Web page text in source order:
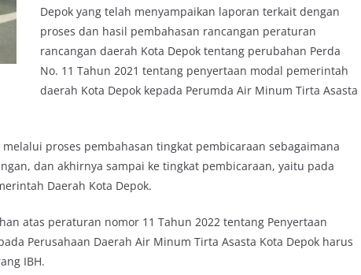
Depok yang telah menyampaikan laporan terkait dengan
proses dan hasil pembahasan rancangan peraturan
rancangan daerah Kota Depok tentang perubahan Perda
No. 11 Tahun 2021 tentang penyertaan modal pemerintah
daerah Kota Depok kepada Perumda Air Minum Tirta Asasta
proses pembahasan tingkat pembicaraan sebagaimana
dan akhirnya sampai ke tingkat pembicaraan, yaitu pada
Daerah Kota Depok.
atas peraturan nomor 11 Tahun 2022 tentang Penyertaan
Perusahaan Daerah Air Minum Tirta Asasta Kota Depok harus
IBH.